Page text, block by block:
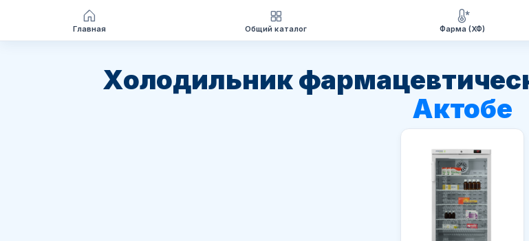
Перейти
Холодильник
Актобе
Главная Общий каталог Фарма (ХФ)